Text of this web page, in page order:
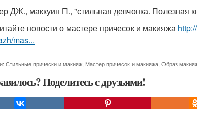
ДЖ., маккуин П., "стильная девчонка. Полезная
новости о мастере причесок и макияжа
mas...
Стильные прически и макияж Мастер причесок и макияжа Образ
Поделитесь с друзьями!